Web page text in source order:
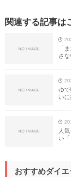
関連する記事は
「
さ
ゆ
い
人
い
おすすめダイ